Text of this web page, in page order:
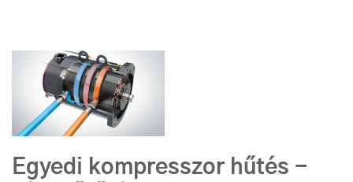
Egyedi kompresszor hűtés -